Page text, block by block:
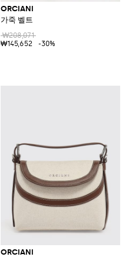
ORCIANI
가죽 벨트
₩208,071
₩145,652
-30%
ORCIANI